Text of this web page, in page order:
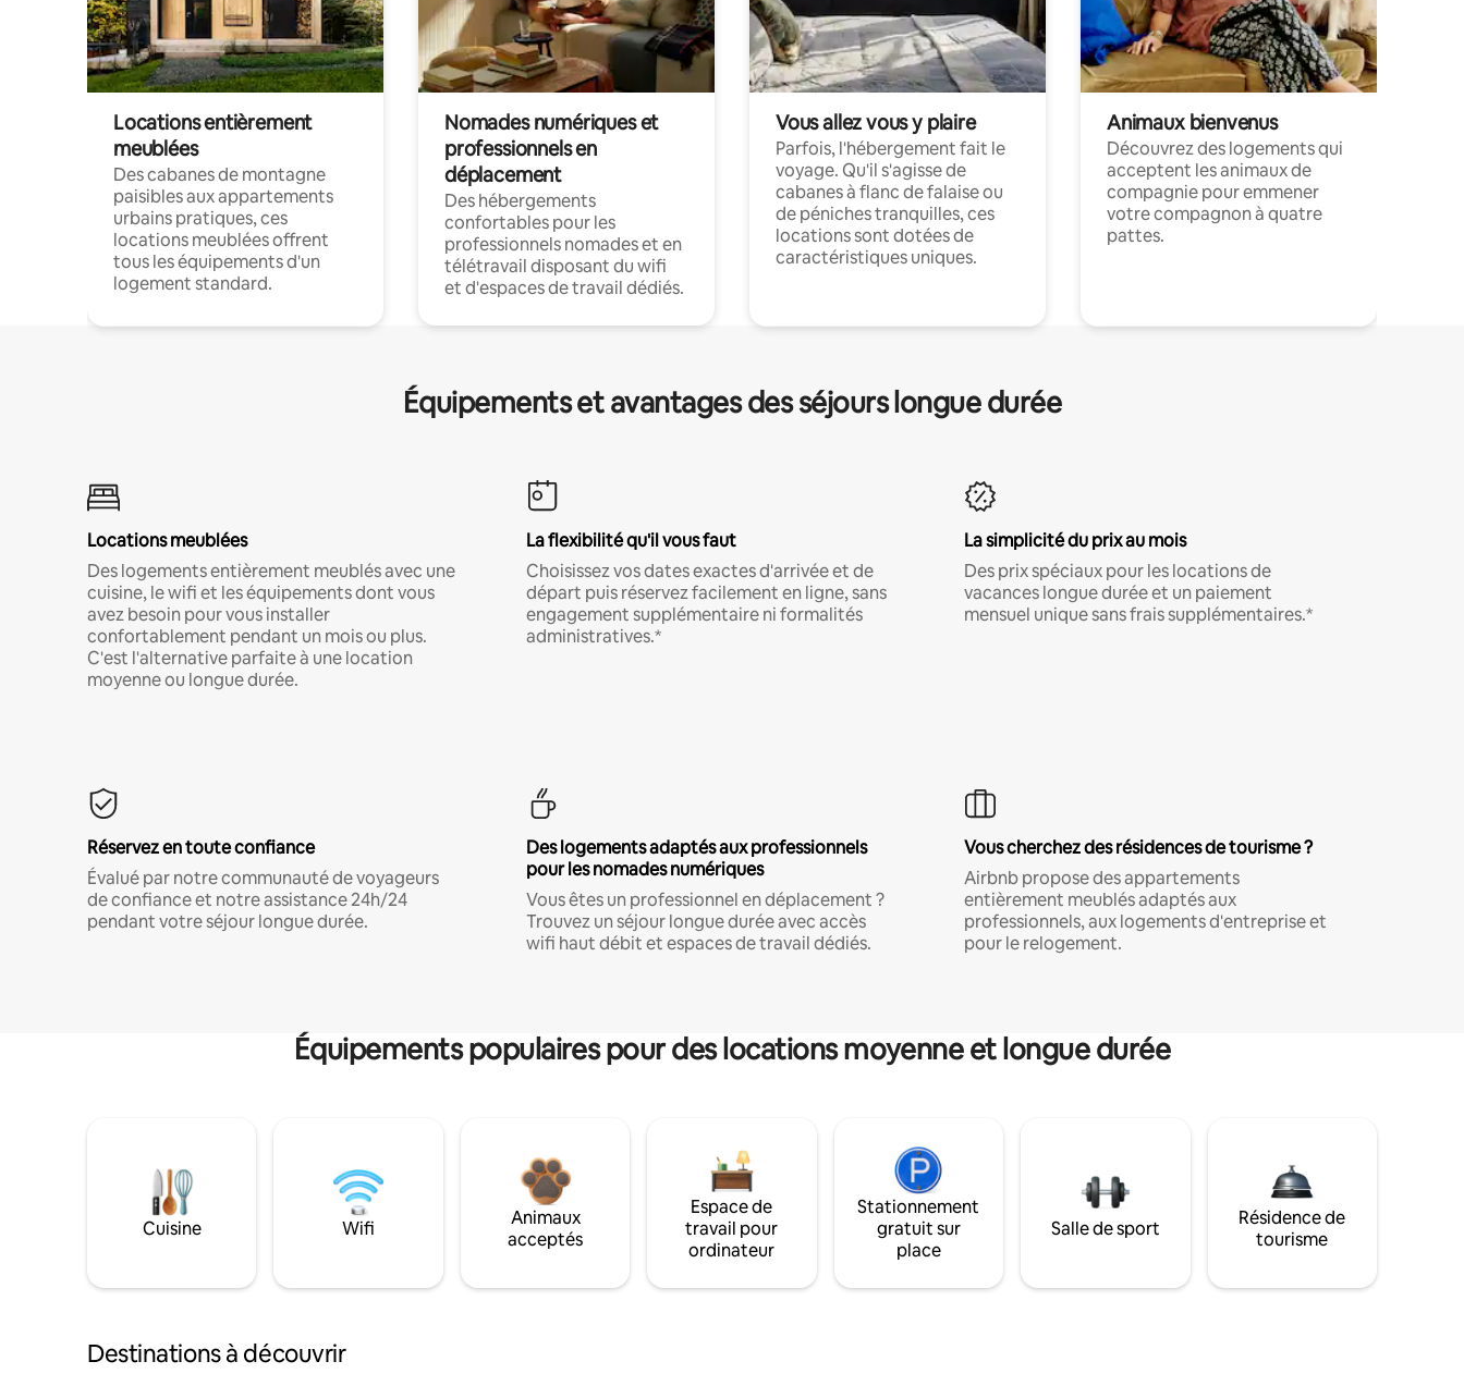
Locations entièrement
meublées
Des cabanes de montagne
paisibles aux appartements
urbains pratiques, ces
locations meublées offrent
tous les équipements d'un
logement standard.
Nomades numériques et
professionnels en
déplacement
Des hébergements
confortables pour les
professionnels nomades et en
télétravail disposant du wifi
et d'espaces de travail dédiés.
Vous allez vous y plaire
Parfois, l'hébergement fait le
voyage. Qu'il s'agisse de
cabanes à flanc de falaise ou
de péniches tranquilles, ces
locations sont dotées de
caractéristiques uniques.
Animaux bienvenus
Découvrez des logements qui
acceptent les animaux de
compagnie pour emmener
votre compagnon à quatre
pattes.
Équipements et avantages des séjours longue durée
Locations meublées
Des logements entièrement meublés avec une
cuisine, le wifi et les équipements dont vous
avez besoin pour vous installer
confortablement pendant un mois ou plus.
C'est l'alternative parfaite à une location
moyenne ou longue durée.
La flexibilité qu'il vous faut
Choisissez vos dates exactes d'arrivée et de
départ puis réservez facilement en ligne, sans
engagement supplémentaire ni formalités
administratives.*
La simplicité du prix au mois
Des prix spéciaux pour les locations de
vacances longue durée et un paiement
mensuel unique sans frais supplémentaires.*
Réservez en toute confiance
Évalué par notre communauté de voyageurs
de confiance et notre assistance 24h/24
pendant votre séjour longue durée.
Des logements adaptés aux professionnels
pour les nomades numériques
Vous êtes un professionnel en déplacement ?
Trouvez un séjour longue durée avec accès
wifi haut débit et espaces de travail dédiés.
Vous cherchez des résidences de tourisme ?
Airbnb propose des appartements
entièrement meublés adaptés aux
professionnels, aux logements d'entreprise et
pour le relogement.
Équipements populaires pour des locations moyenne et longue durée
Cuisine Wifi
Animaux
acceptés
Espace de
travail pour
ordinateur
Stationnement
gratuit sur
place
Salle de sport
Résidence de
tourisme
Destinations à découvrir